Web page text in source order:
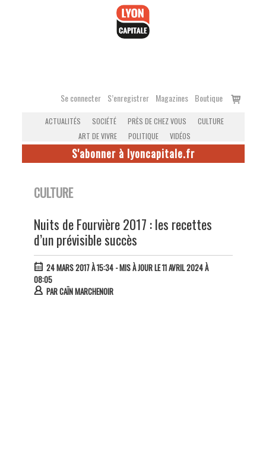
Se connecter S’enregistrer Magazines Boutique
Voir
ACTUALITÉS SOCIÉTÉ PRÈS DE CHEZ VOUS
CULTURE
ART DE VIVRE
POLITIQUE VIDÉOS
S'abonner à lyoncapitale.fr
CULTURE
Nuits de Fourvière 2017 : les recettes
d’un prévisible succès
24 MARS 2017 À 15:34- MIS À JOUR LE 11 AVRIL 2024 À
08:05
PARCAÏN MARCHENOIR